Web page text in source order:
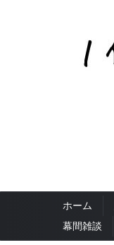
ホーム
幕間雑談